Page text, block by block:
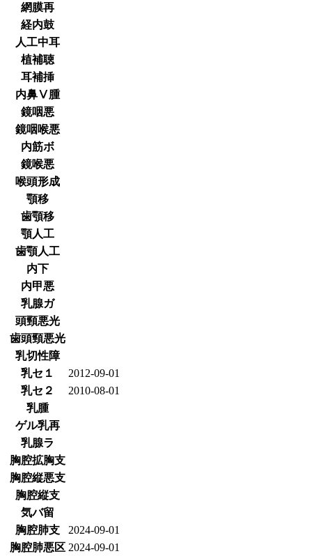
網膜再
経内鼓
人工中耳
植補聴
耳補挿
内鼻Ⅴ腫
鏡咽悪
鏡咽喉悪
内筋ボ
鏡喉悪
喉頭形成
顎移
歯顎移
顎人工
歯顎人工
内下
内甲悪
乳腺ガ
頭頸悪光
歯頭頸悪光
乳切性障
乳セ１
2012-09-01
乳セ２
2010-08-01
乳腫
ゲル乳再
乳腺ラ
胸腔拡胸支
胸腔縦悪支
胸腔縦支
気バ留
胸腔肺支
2024-09-01
胸腔肺悪区 2024-09-01